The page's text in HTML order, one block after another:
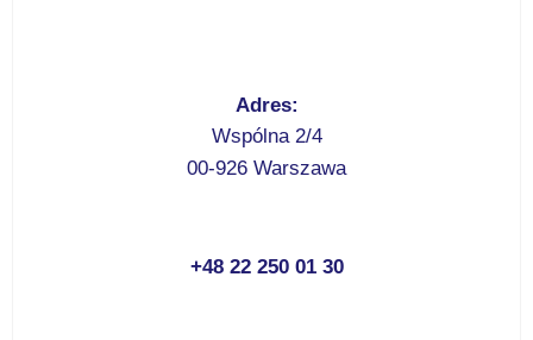
Adres:
Wspólna 2/4
00-926 Warszawa
+48 22 250 01 30